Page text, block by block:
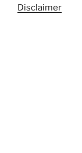
Disclaimer